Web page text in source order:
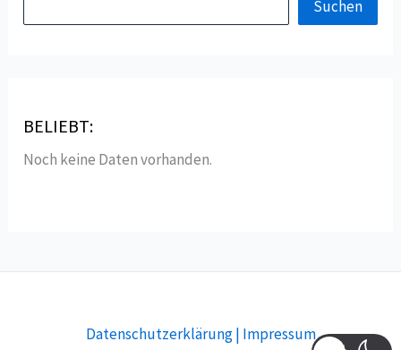
e
n
Suchen
BELIEBT:
Noch keine Daten vorhanden.
Datenschutzerklärung | Impressum